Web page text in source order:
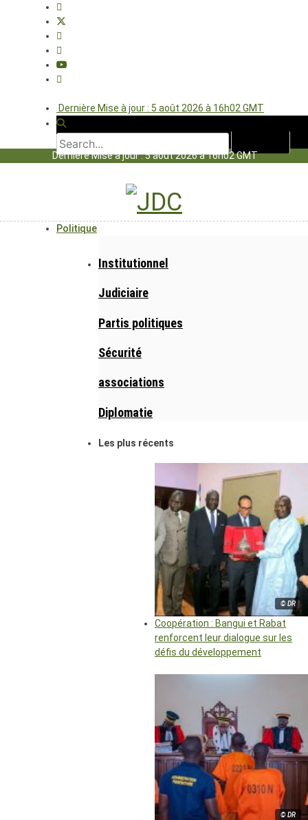
Dernière Mise à jour : 5 août 2026 à 16h02 GMT
Dernière Mise à jour : 5 août 2026 à 16h02 GMT
Politique
Institutionnel
Judiciaire
Partis politiques
Sécurité
associations
Diplomatie
Les plus récents
© DR
Coopération : Bangui et Rabat
renforcent leur dialogue sur les
défis du développement
© DR